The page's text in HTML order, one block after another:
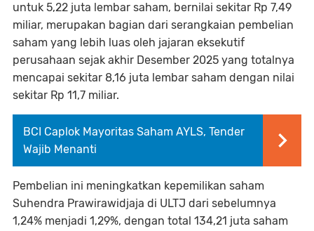
untuk 5,22 juta lembar saham, bernilai sekitar Rp 7,49
miliar, merupakan bagian dari serangkaian pembelian
saham yang lebih luas oleh jajaran eksekutif
perusahaan sejak akhir Desember 2025 yang totalnya
mencapai sekitar 8,16 juta lembar saham dengan nilai
sekitar Rp 11,7 miliar.
BCI Caplok Mayoritas Saham AYLS, Tender
Wajib Menanti
Pembelian ini meningkatkan kepemilikan saham
Suhendra Prawirawidjaja di ULTJ dari sebelumnya
1,24% menjadi 1,29%, dengan total 134,21 juta saham